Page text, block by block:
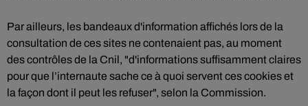
Par ailleurs, les bandeaux d'information affichés lors de la
consultation de ces sites ne contenaient pas, au moment
des contrôles de la Cnil, "d'informations suffisamment claires
pour que l’internaute sache ce à quoi servent ces cookies et
la façon dont il peut les refuser", selon la Commission.